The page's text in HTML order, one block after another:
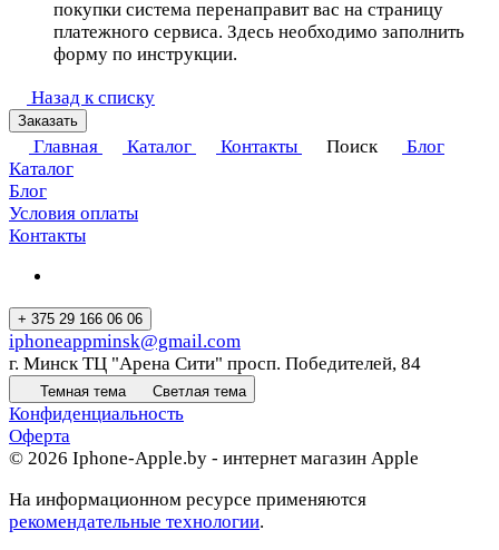
покупки система перенаправит вас на страницу
платежного сервиса. Здесь необходимо заполнить
форму по инструкции.
Назад к списку
Заказать
Главная Каталог Контакты Поиск
Блог
Каталог
Блог
Условия оплаты
Контакты
+ 375 29 166 06 06
iphoneappminsk@gmail.com
г. Минск ТЦ "Арена Сити" просп. Победителей, 84
Темная тема Светлая тема
Конфиденциальность
Оферта
© 2026 Iphone-Apple.by - интернет магазин Apple
На информационном ресурсе применяются
рекомендательные технологии.